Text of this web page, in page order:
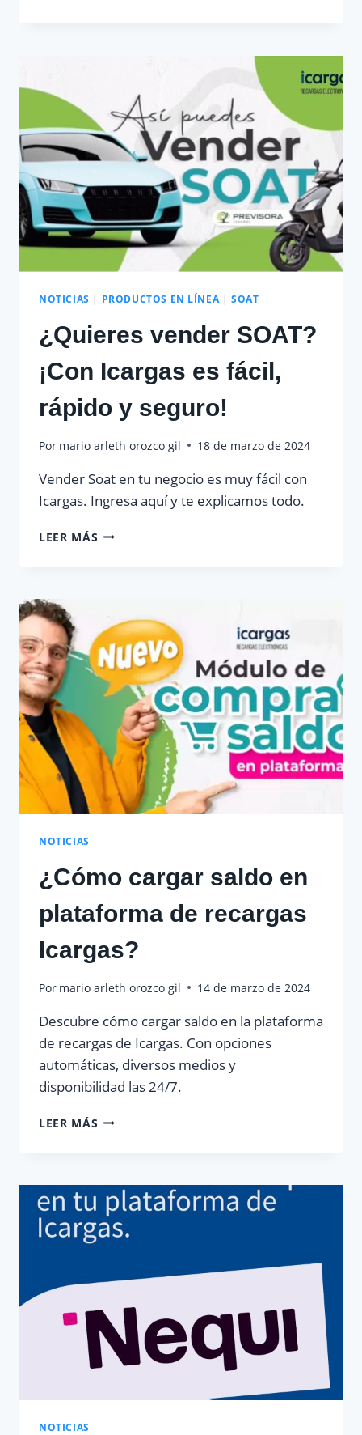
SERVICIOS
NOTICIAS | PRODUCTOS EN LÍNEA |SOAT
¿Quieres vender SOAT?
¡Con Icargas es fácil,
rápido y seguro!
Por mario arleth orozco gil 18 de marzo de 2024
Vender Soat en tu negocio es muy fácil con
Icargas. Ingresa aquí y te explicamos todo.
LEER MÁS ¿QUIERES
FÁCIL,
RÁPIDO
Y
SEGURO!
NOTICIAS
¿Cómo cargar saldo en
plataforma de recargas
Icargas?
Por mario arleth orozco gil 14 de marzo de 2024
Descubre cómo cargar saldo en la plataforma
de recargas de Icargas. Con opciones
automáticas, diversos medios y
disponibilidad las 24/7.
LEER MÁS ¿CÓMO
PLATAFORMA
DE
RECARGAS
ICARGAS?
NOTICIAS